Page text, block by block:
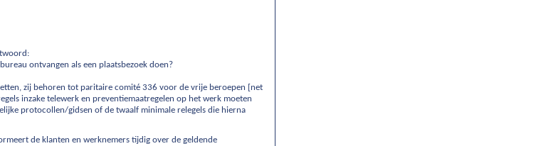
ontvangen als een plaatsbezoek doen?
zij behoren tot paritaire comité 336 voor de vrije beroepen [net
inzake telewerk en preventiemaatregelen op het werk moeten
protocollen/gidsen of de twaalf minimale relegels die hierna
de klanten en werknemers tijdig over de geldende